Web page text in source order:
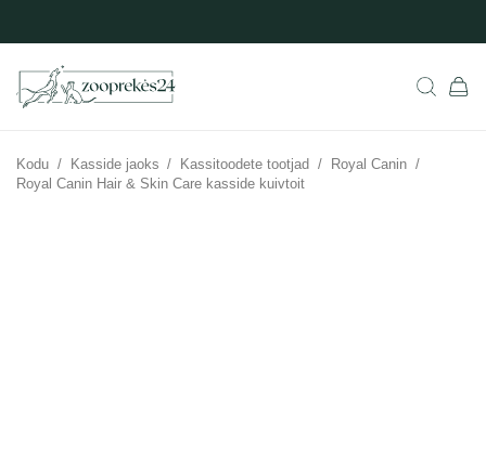
Kodu / Kasside jaoks / Kassitoodete tootjad / Royal Canin /
Royal Canin Hair & Skin Care kasside kuivtoit